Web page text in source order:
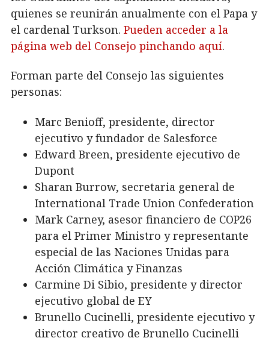
quienes se reunirán anualmente con el Papa y
el cardenal Turkson. Pueden acceder a la
página web del Consejo pinchando aquí.
Forman parte del Consejo las siguientes
personas:
Marc Benioff, presidente, director
ejecutivo y fundador de Salesforce
Edward Breen, presidente ejecutivo de
Dupont
Sharan Burrow, secretaria general de
International Trade Union Confederation
Mark Carney, asesor financiero de COP26
para el Primer Ministro y representante
especial de las Naciones Unidas para
Acción Climática y Finanzas
Carmine Di Sibio, presidente y director
ejecutivo global de EY
Brunello Cucinelli, presidente ejecutivo y
director creativo de Brunello Cucinelli